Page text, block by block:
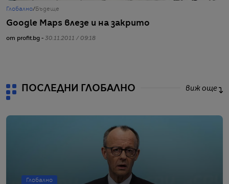
Глобално/ Бъдеще
Google Maps влезе и на закрито
от profit.bg - 30.11.2011 / 09:18
ПОСЛЕДНИ ГЛОБАЛНО виж още
Глобално